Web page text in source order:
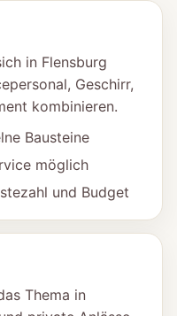
in Flensburg
Geschirr,
kombinieren.
Bausteine
möglich
und Budget
Thema in